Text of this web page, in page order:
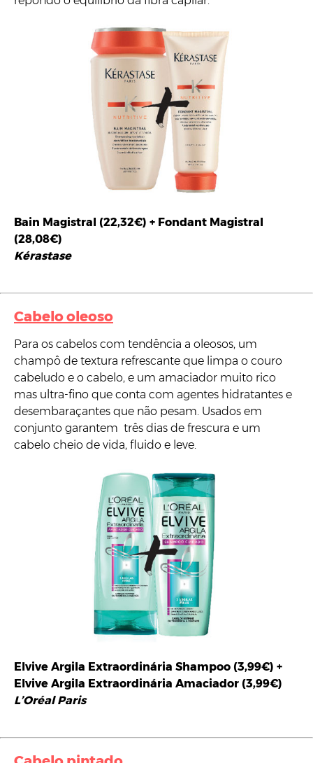
Bain Magistral (22,32€) + Fondant Magistral
(28,08€)
Kérastase
Cabelo oleoso
Para os cabelos com tendência a oleosos, um
champô de textura refrescante que limpa o couro
cabeludo e o cabelo, e um amaciador muito rico
mas ultra-fino que conta com agentes hidratantes e
desembaraçantes que não pesam. Usados em
conjunto garantem três dias de frescura e um
cabelo cheio de vida, fluido e leve.
Elvive Argila Extraordinária Shampoo (3,99€) +
Elvive Argila Extraordinária Amaciador (3,99€)
L’Oréal Paris